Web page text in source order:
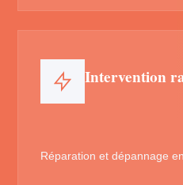
Intervention
Réparation et dépannage